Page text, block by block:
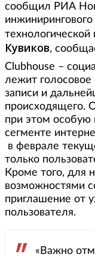
сообщил РИА
Кувиков,
Clubhouse –
лежит
записи и
происходящего.
при этом особую
сегменте
в феврале
только
Кроме того, для
возможностями
приглашение от
пользователя.
«Важно